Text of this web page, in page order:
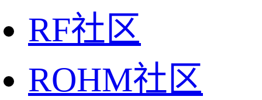
RF社区
ROHM社区